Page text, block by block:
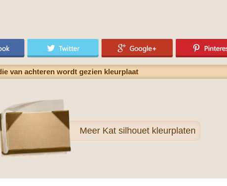
van achteren wordt gezien kleurplaat
Meer Kat silhouet kleurplaten